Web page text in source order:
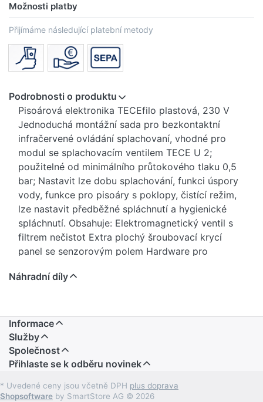
Možnosti platby
Přijímáme následující platební metody
Podrobnosti o produktu
Pisoárová elektronika TECEfilo plastová, 230 V
Jednoduchá montážní sada pro bezkontaktní
infračervené ovládání splachovaní, vhodné pro
modul se splachovacím ventilem TECE U 2;
použitelné od minimálního průtokového tlaku 0,5
bar; Nastavit lze dobu splachování, funkci úspory
vody, funkce pro pisoáry s poklopy, čistící režim,
lze nastavit předběžné spláchnutí a hygienické
spláchnutí. Obsahuje: Elektromagnetický ventil s
filtrem nečistot Extra plochý šroubovací krycí
panel se senzorovým polem Hardware pro
100 x 150 x 5 mm Číslo položky: 9242050
Náhradní díly
Informace
Služby
Společnost
Přihlaste se k odběru novinek
* Uvedené ceny jsou včetně DPH plus doprava
Shopsoftware by SmartStore AG © 2026